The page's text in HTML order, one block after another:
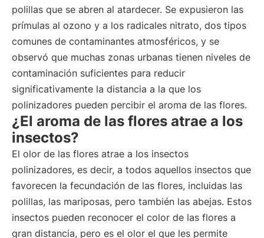
polillas que se abren al atardecer. Se expusieron las
prímulas al ozono y a los radicales nitrato, dos tipos
comunes de contaminantes atmosféricos, y se
observó que muchas zonas urbanas tienen niveles de
contaminación suficientes para reducir
significativamente la distancia a la que los
polinizadores pueden percibir el aroma de las flores.
¿El aroma de las flores atrae a los
insectos?
El olor de las flores atrae a los insectos
polinizadores, es decir, a todos aquellos insectos que
favorecen la fecundación de las flores, incluidas las
polillas, las mariposas, pero también las abejas. Estos
insectos pueden reconocer el color de las flores a
gran distancia, pero es el olor el que les permite